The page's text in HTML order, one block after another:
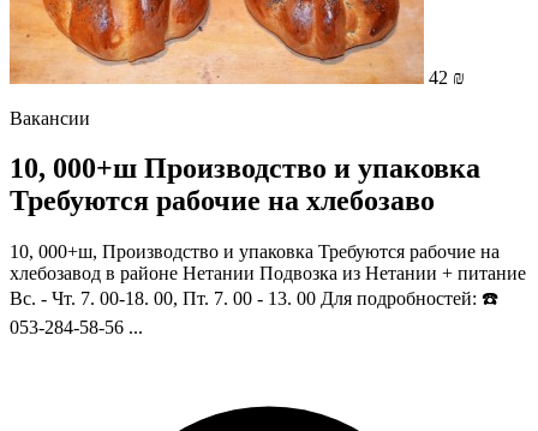
42 ₪
Вакансии
10, 000+ш Производство и упаковка
Требуются рабочие на хлебозаво
10, 000+ш, Производство и упаковка Требуются рабочие на
хлебозавод в районе Нетании Подвозка из Нетании + питание
Вс. - Чт. 7. 00-18. 00, Пт. 7. 00 - 13. 00 Для подробностей: ☎️
053-284-58-56 ...